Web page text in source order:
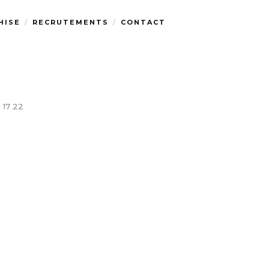
RECRUTEMENTS CONTACT
22